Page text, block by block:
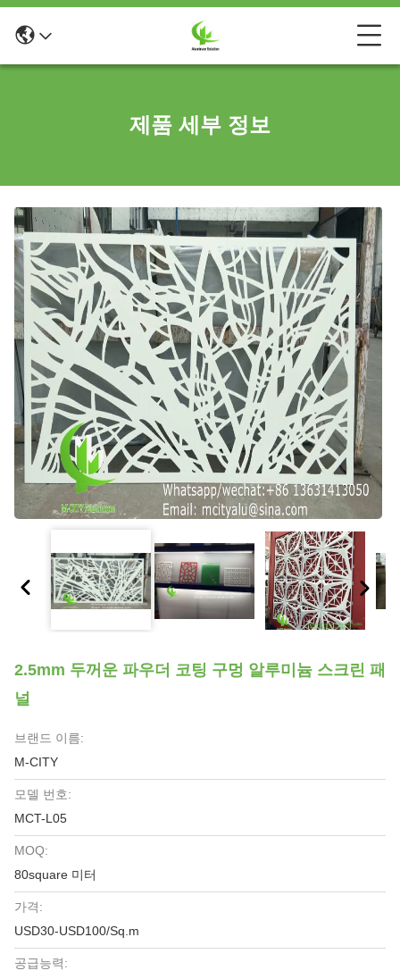
제품 세부 정보
2.5mm 두꺼운 파우더 코팅 구멍 알루미늄 스크린 패
널
브랜드 이름:
M-CITY
모델 번호:
MCT-L05
MOQ:
80square 미터
가격:
USD30-USD100/Sq.m
공급능력: